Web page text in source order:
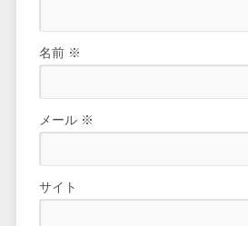
名前 ※
メール ※
サイト